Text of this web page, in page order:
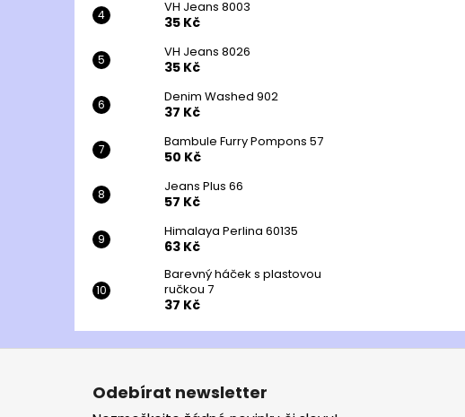
VH Jeans 8003
35 Kč
VH Jeans 8026
35 Kč
Denim Washed 902
37 Kč
Bambule Furry Pompons 57
50 Kč
Jeans Plus 66
57 Kč
Himalaya Perlina 60135
63 Kč
Barevný háček s plastovou
ručkou 7
37 Kč
Z
Odebírat newsletter